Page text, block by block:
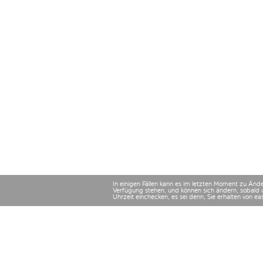
In einigen Fällen kann es im letzten Moment zu
Verfügung stehen, und können sich ändern,
Uhrzeit einchecken, es sei denn, Sie erhalten von